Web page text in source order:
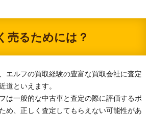
売るためには？
エルフの買取経験の豊富な買取会社に査定
道といえます。
は一般的な中古車と査定の際に評価するポ
め、正しく査定してもらえない可能性があ